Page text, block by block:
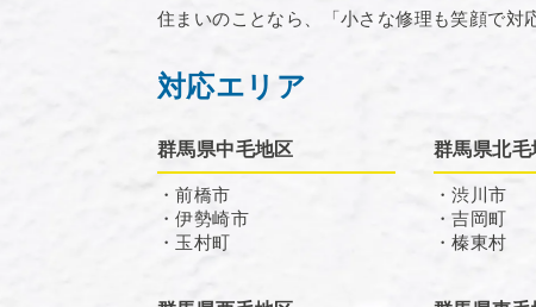
住まいのことなら、「小さな修理も笑顔で対
対応エリア
群馬県中毛地区
・前橋市
・伊勢崎市
・玉村町
群馬県北毛
・渋川市
・吉岡町
・榛東村